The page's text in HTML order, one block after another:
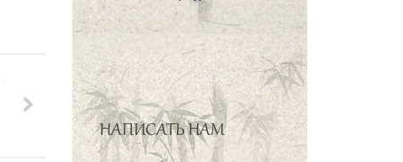
畏、畏天命、畏大
人、畏圣人之言。小
人不知天命、而不畏
也、狎大人、侮圣人
之言。«Благородный
муж боится трех вещей: он
НАПИСАТЬ НАМ